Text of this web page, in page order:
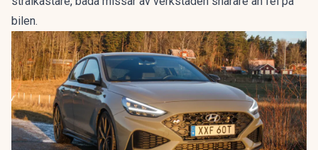
bilen.